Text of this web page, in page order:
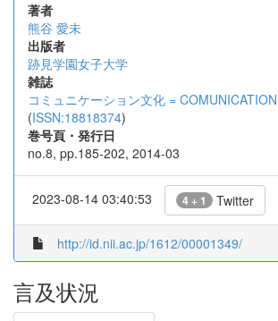
著者
熊谷 愛未
出版者
跡見学園女子大学
雑誌
コミュニケーション文化 =
(ISSN:18818374)
巻号頁・発行日
no.8, pp.185-202, 2014-03
2023-08-14 03:40:53 4 + 1 Twitter
http://id.nii.ac.jp/1612/00001349/
言及状況